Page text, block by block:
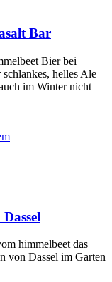
Bar
Bier bei
helles Ale
im Winter nicht
himmelbeet das
von Dassel im Garten